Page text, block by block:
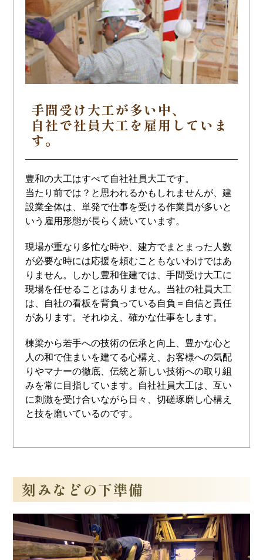
手間受け大工が多い中、
自社で社員大工を雇用していま
す。
豊和の大工はすべて自社社員大工です。
当たり前では？と思われるかもしれませんが、建
設業全体は、単発で仕事を受ける作業員が多いと
いう雇用形態が長らく続いています。
現場が重なり多忙な時や、建方でまとまった人数
が必要な時には応援を頼むこともないわけではあ
りません。しかし豊和住建では、手間受け大工に
現場を任せることはありません。当社の社員大工
は、自社の看板を背負っている自負＝自信と責任
があります。それゆえ、確かな仕事をします。
棟梁から若手への技術の伝承と向上、豊かな心と
人の和で住まいを建てる心構え、お客様への気配
りやマナーの徹底、伝統と新しい技術への取り組
みを常に目指しています。自社社員大工は、互い
に刺激を受け合いながら日々、切磋琢磨し心構え
と技を磨いているのです。
刻みなどの下準備